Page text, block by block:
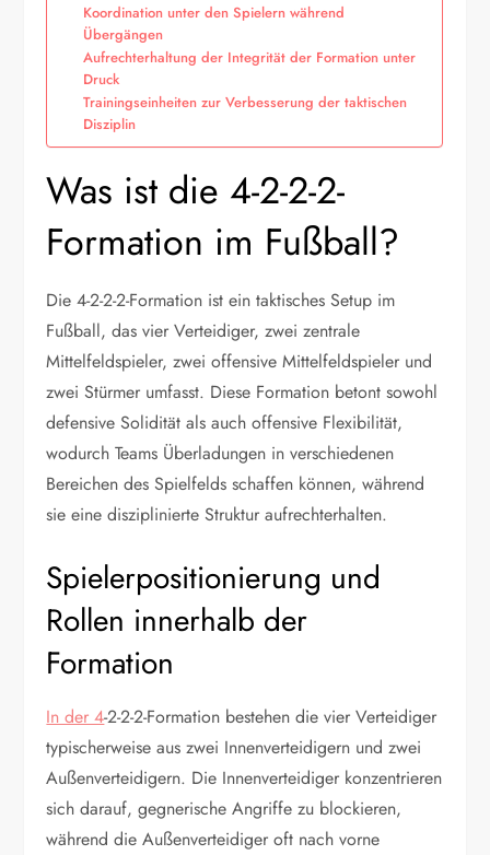
Koordination unter den Spielern während
Übergängen
Aufrechterhaltung der Integrität der Formation unter
Druck
Trainingseinheiten zur Verbesserung der taktischen
Disziplin
Was ist die 4-2-2-2-
Formation im Fußball?
Die 4-2-2-2-Formation ist ein taktisches Setup im
Fußball, das vier Verteidiger, zwei zentrale
Mittelfeldspieler, zwei offensive Mittelfeldspieler und
zwei Stürmer umfasst. Diese Formation betont sowohl
defensive Solidität als auch offensive Flexibilität,
wodurch Teams Überladungen in verschiedenen
Bereichen des Spielfelds schaffen können, während
sie eine disziplinierte Struktur aufrechterhalten.
Spielerpositionierung und
Rollen innerhalb der
Formation
In der 4-2-2-2-Formation bestehen die vier Verteidiger
typischerweise aus zwei Innenverteidigern und zwei
Außenverteidigern. Die Innenverteidiger konzentrieren
sich darauf, gegnerische Angriffe zu blockieren,
während die Außenverteidiger oft nach vorne